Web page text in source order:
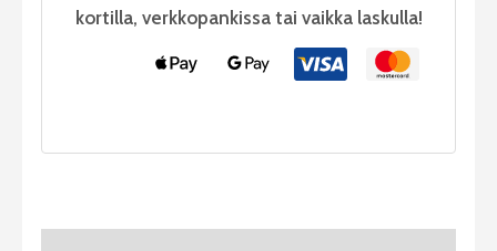
kortilla, verkkopankissa tai vaikka laskulla!